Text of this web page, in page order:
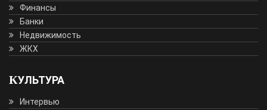
Финансы
Банки
Недвижимость
ЖКХ
КУЛЬТУРА
Интервью